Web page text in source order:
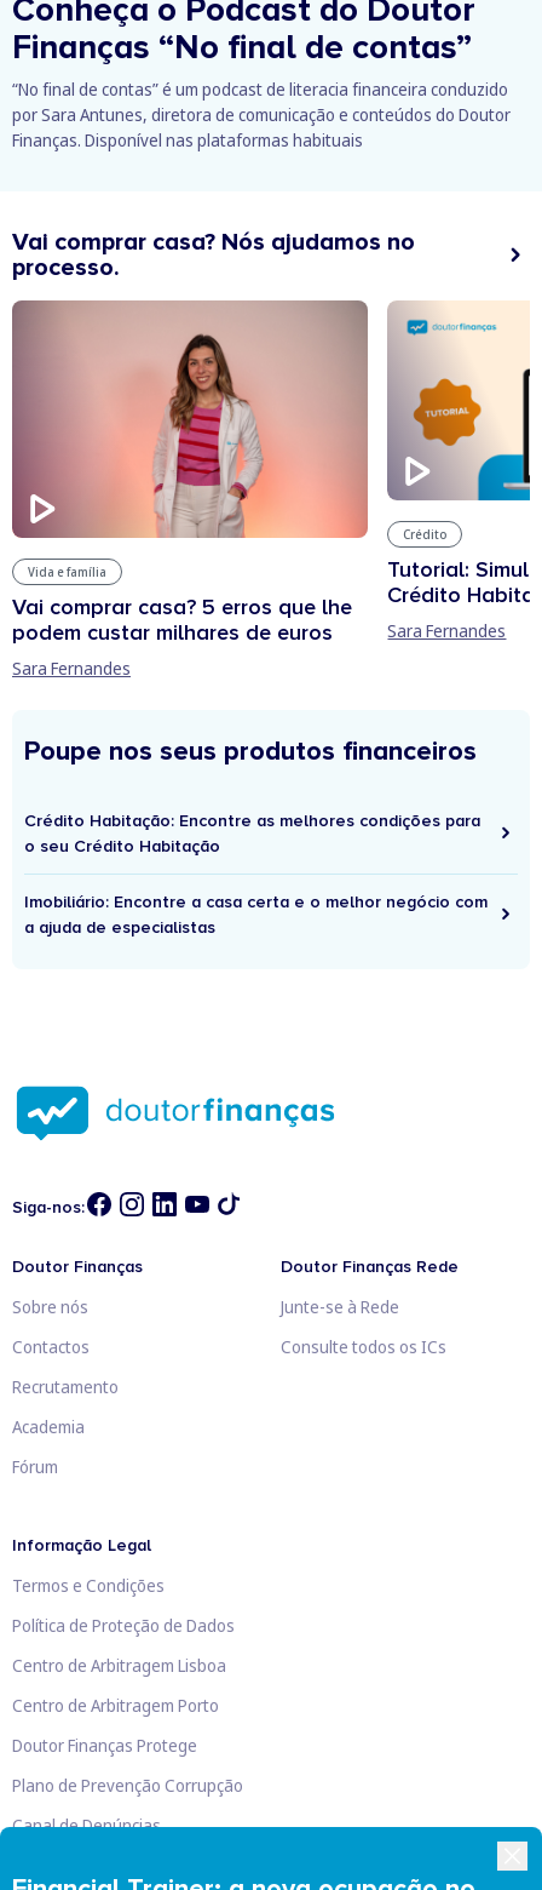
Conheça o Podcast do Doutor
Finanças “No final de contas”
“No final de contas” é um podcast de literacia financeira conduzido
por Sara Antunes, diretora de comunicação e conteúdos do Doutor
Finanças. Disponível nas plataformas habituais
Vai comprar casa? Nós ajudamos no
processo.
Vida e família
Vai comprar casa? 5 erros que lhe
podem custar milhares de euros
Sara Fernandes
Crédito
Tutorial:
Crédito
Sara Fernandes
Poupe nos seus produtos financeiros
Crédito Habitação: Encontre as melhores condições para
o seu Crédito Habitação
Imobiliário: Encontre a casa certa e o melhor negócio com
a ajuda de especialistas
Siga-nos:
Doutor Finanças
Sobre nós
Contactos
Recrutamento
Academia
Fórum
Doutor Finanças Rede
Junte-se à Rede
Consulte todos os ICs
Informação Legal
Termos e Condições
Política de Proteção de Dados
Centro de Arbitragem Lisboa
Centro de Arbitragem Porto
Doutor Finanças Protege
Plano de Prevenção Corrupção
Canal de Denúncias